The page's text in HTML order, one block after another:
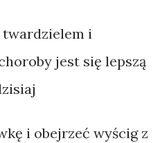
twardzielem i
jest się lepszą
i obejrzeć wyścig z